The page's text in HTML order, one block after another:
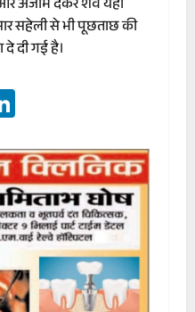
अंजाम देकर शव यहां
सहेली से भी पूछताछ की
दे दी गई है।